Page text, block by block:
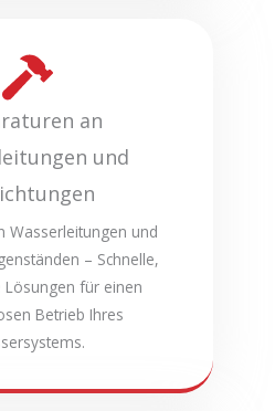
an
und
Wasserleitungen und
– Schnelle,
Lösungen für einen
Betrieb Ihres